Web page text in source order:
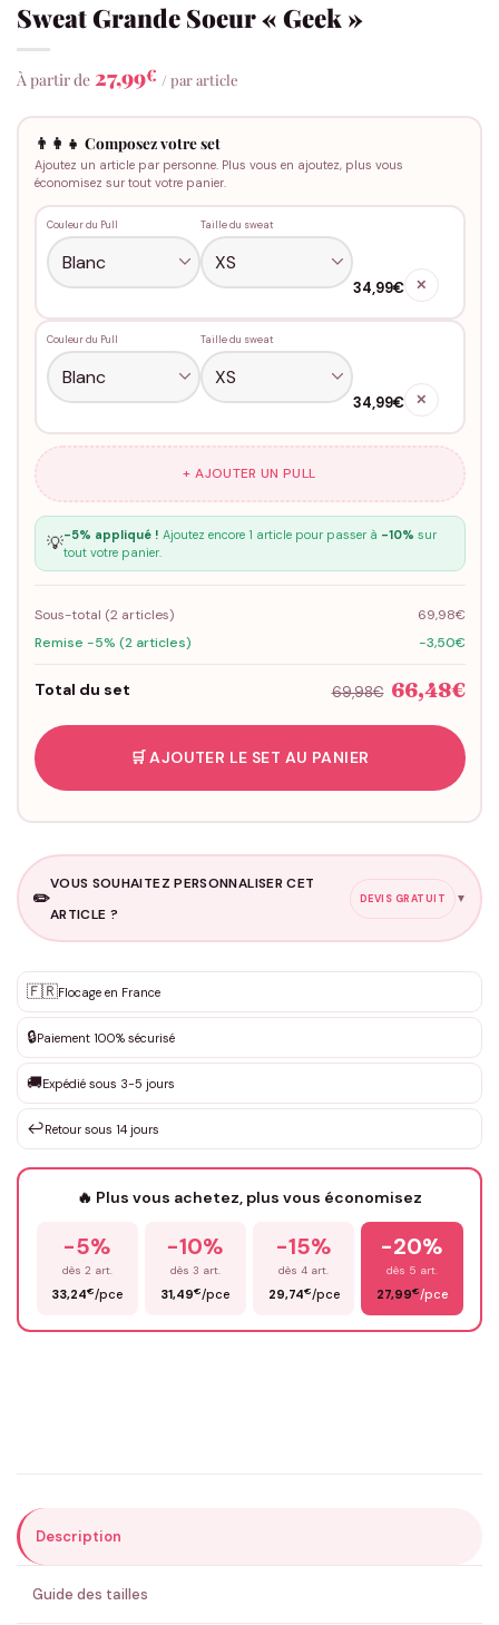
Sweat Grande Soeur « Geek »
À partir de 27,99€ / par article
👨‍👩‍👧 Composez votre set
Ajoutez un article par personne. Plus vous en ajoutez, plus vous
économisez sur tout votre panier.
Couleur du Pull Taille du sweat
34,99€ ✕
Couleur du Pull Taille du sweat
34,99€ ✕
+ AJOUTER UN PULL
💡-5% appliqué ! Ajoutez encore 1 article pour passer à -10% sur
tout votre panier.
Sous-total (2articles)
69,98€
Remise -5% (2 articles)
-3,50€
Total du set 69,98€ 66,48€
🛒 AJOUTER LE SET AU PANIER
✏️
VOUS SOUHAITEZ PERSONNALISER CET
ARTICLE ?
DEVIS GRATUIT ▼
✨ Personnalisation sur mesure
DEVIS GRATUIT · Personnalisation de 3 à 10€ selon la demande
Que souhaitez-vous ?*
Votre texte / idée*
Prénom*
ENVOYER MA DEMANDE ✨
🇫🇷Flocage en France
🔒Paiement 100% sécurisé
🚚Expédié sous 3-5 jours
↩️Retour sous 14 jours
🔥 Plus vous achetez, plus vous économisez
-5%
dès 2 art.
33,24€/pce
-10%
dès 3 art.
31,49€/pce
-15%
dès 4 art.
29,74€/pce
-20%
dès 5 art.
27,99€/pce
Description
Guide des tailles